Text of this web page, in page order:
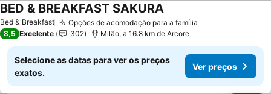
Bed & Breakfast Opções de acomodação para a família
BED & BREAKFAST SAKURAVer preços
8,5 Excelente 302 Milão, a 16.8 km de Arcore
Selecione as datas para ver os preços
exatos.
Ver preços